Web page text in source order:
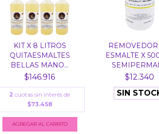
KIT X 8 LITROS
QUITAESMALTES
BELLAS MANO...
$146.916
2 cuotas sin interés de
$73.458
AGREGAR AL CARRITO
ESMALTE X
$12.340
SIN